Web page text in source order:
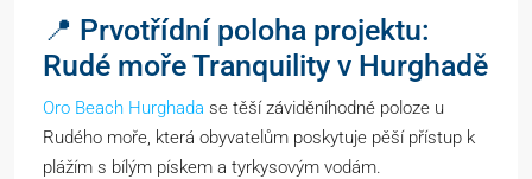
📍 Prvotřídní poloha projektu:
Rudé moře Tranquility v Hurghadě
Oro Beach Hurghada se těší záviděníhodné poloze u
Rudého moře, která obyvatelům poskytuje pěší přístup k
plážím s bílým pískem a tyrkysovým vodám.